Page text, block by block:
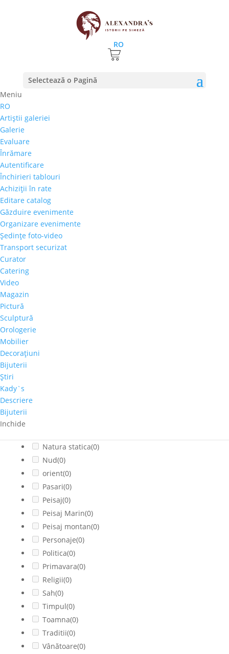
RO
Selectează o Pagină
Meniu
RO
Artiştii galeriei
Galerie
Evaluare
Înrămare
Autentificare
Închirieri tablouri
Achiziţii în rate
Editare catalog
Găzduire evenimente
Organizare evenimente
Şedinţe foto-video
Transport securizat
Curator
Catering
Video
Magazin
Pictură
Sculptură
Orologerie
Mobilier
Decoraţiuni
Bijuterii
Ştiri
Kady`s
Descriere
Bijuterii
Inchide
Prima pagină⚊ Ţară de provenienţă produs ⚊
Preţ orientativ
Autor
Perioada
Stil/Şcoală
Tip lucrare
Tehnică
Temă
Cai-Hipism
Citadin(0)
Natura statica(0)
Nud(0)
orient(0)
Pasari(0)
Peisaj(0)
Peisaj Marin(0)
Peisaj montan(0)
Personaje(0)
Politica(0)
Primavara(0)
Religii(0)
Sah(0)
Timpul(0)
Toamna(0)
Traditii(0)
Vânătoare(0)